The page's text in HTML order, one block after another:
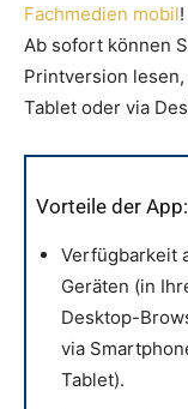
Fachmedien mobil!
Ab sofort können
Printversion
Tablet oder via
Vorteile der App:
Verfügbarkeit
Geräten (in
Desktop-
via
Tablet).